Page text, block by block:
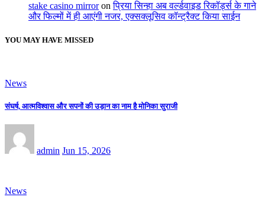
stake casino mirroronप्रिया सिन्हा अब वर्ल्डवाइड रिकॉर्ड्स के गाने
और फिल्मों में ही आएंगी नजर, एक्सक्लूसिव कॉन्ट्रैक्ट किया साईन
YOU MAY HAVE MISSED
News
संघर्ष, आत्मविश्वास और सपनों की उड़ान का नाम है मोनिका सुराजी
admin Jun 15, 2026
News